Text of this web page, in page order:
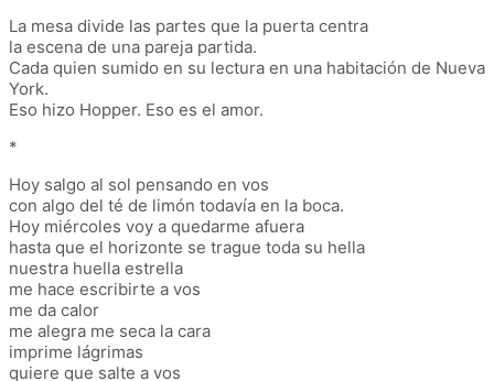
La mesa divide las partes que la puerta centra
la escena de una pareja partida.
Cada quien sumido en su lectura en una habitación de Nueva
York.
Eso hizo Hopper. Eso es el amor.
*
Hoy salgo al sol pensando en vos
con algo del té de limón todavía en la boca.
Hoy miércoles voy a quedarme afuera
hasta que el horizonte se trague toda su hella
nuestra huella estrella
me hace escribirte a vos
me da calor
me alegra me seca la cara
imprime lágrimas
quiere que salte a vos